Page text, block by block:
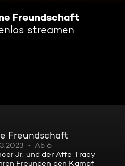
Freundschaft
streamen
Freundschaft
Ab 6
Jr. und der Affe Tracy
Freunden den Kampf